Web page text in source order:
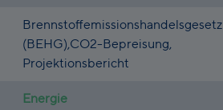
Brennstoffemissionshandelsgesetz
(BEHG),CO2-Bepreisung,
Projektionsbericht
Energie